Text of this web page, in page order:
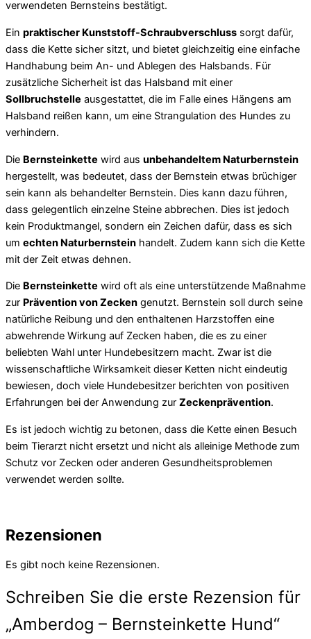
verwendeten Bernsteins bestätigt.
Ein praktischer Kunststoff-Schraubverschluss sorgt dafür,
dass die Kette sicher sitzt, und bietet gleichzeitig eine einfache
Handhabung beim An- und Ablegen des Halsbands. Für
zusätzliche Sicherheit ist das Halsband mit einer
Sollbruchstelle ausgestattet, die im Falle eines Hängens am
Halsband reißen kann, um eine Strangulation des Hundes zu
verhindern.
Die Bernsteinkette wird aus unbehandeltem Naturbernstein
hergestellt, was bedeutet, dass der Bernstein etwas brüchiger
sein kann als behandelter Bernstein. Dies kann dazu führen,
dass gelegentlich einzelne Steine abbrechen. Dies ist jedoch
kein Produktmangel, sondern ein Zeichen dafür, dass es sich
um echten Naturbernstein handelt. Zudem kann sich die Kette
mit der Zeit etwas dehnen.
Die Bernsteinkette wird oft als eine unterstützende Maßnahme
zur Prävention von Zecken genutzt. Bernstein soll durch seine
natürliche Reibung und den enthaltenen Harzstoffen eine
abwehrende Wirkung auf Zecken haben, die es zu einer
beliebten Wahl unter Hundebesitzern macht. Zwar ist die
wissenschaftliche Wirksamkeit dieser Ketten nicht eindeutig
bewiesen, doch viele Hundebesitzer berichten von positiven
Erfahrungen bei der Anwendung zur Zeckenprävention.
Es ist jedoch wichtig zu betonen, dass die Kette einen Besuch
beim Tierarzt nicht ersetzt und nicht als alleinige Methode zum
Schutz vor Zecken oder anderen Gesundheitsproblemen
verwendet werden sollte.
Rezensionen
Es gibt noch keine Rezensionen.
Schreiben Sie die erste Rezension für
„Amberdog – Bernsteinkette Hund“